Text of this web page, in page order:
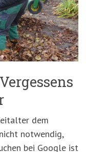
dem
notwendig,
bei Google ist